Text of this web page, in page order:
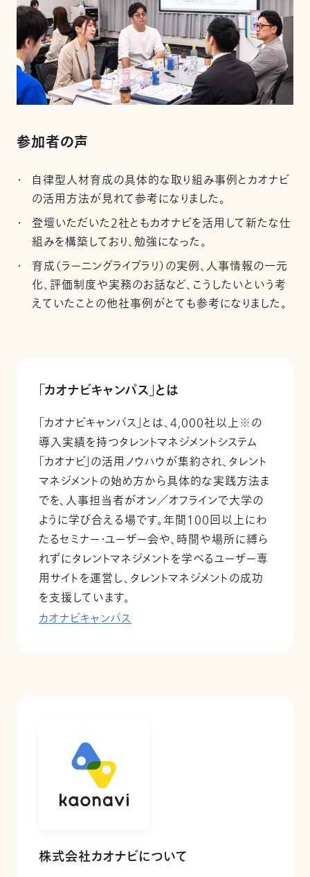
参加者の声
自律型人材育成の具体的な取り組み事例とカオナビ
の活用方法が見れて参考になりました。
登壇いただいた2社ともカオナビを活用して新たな仕
組みを構築しており、勉強になった。
育成（ラーニングライブラリ）の実例、人事情報の一元
化、評価制度や実務のお話など、こうしたいという考
えていたことの他社事例がとても参考になりました。
「カオナビキャンパス」とは
「カオナビキャンパス」とは、4,000社以上※の
導入実績を持つタレントマネジメントシステム
「カオナビ」の活用ノウハウが集約され、タレント
マネジメントの始め方から具体的な実践方法ま
でを、人事担当者がオン／オフラインで大学の
ように学び合える場です。年間100回以上にわ
たるセミナー・ユーザー会や、時間や場所に縛ら
れずにタレントマネジメントを学べるユーザー専
用サイトを運営し、タレントマネジメントの成功
を支援しています。
カオナビキャンパス
株式会社カオナビについて